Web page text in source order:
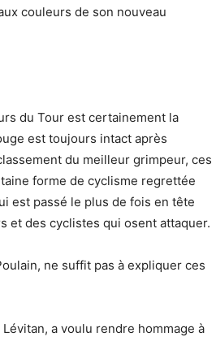
couleurs de son nouveau
du Tour est certainement la
est toujours intact après
du meilleur grimpeur, ces
forme de cyclisme regrettée
est passé le plus de fois en tête
et des cyclistes qui osent attaquer.
ne suffit pas à expliquer ces
a voulu rendre hommage à